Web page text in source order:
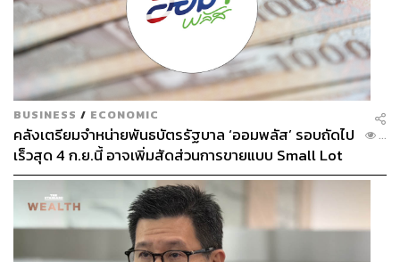
BUSINESS / ECONOMIC
คลังเตรียมจำหน่ายพันธบัตรรัฐบาล ‘ออมพลัส’ รอบถัดไป
เร็วสุด 4 ก.ย.นี้ อาจเพิ่มสัดส่วนการขายแบบ Small Lot
First มากขึ้น
...